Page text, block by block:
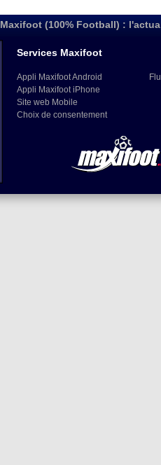
Maxifoot (100% Football) :
Services Maxifoot
Appli Maxifoot Android
Appli Maxifoot iPhone
Site web Mobile
Choix de consentement